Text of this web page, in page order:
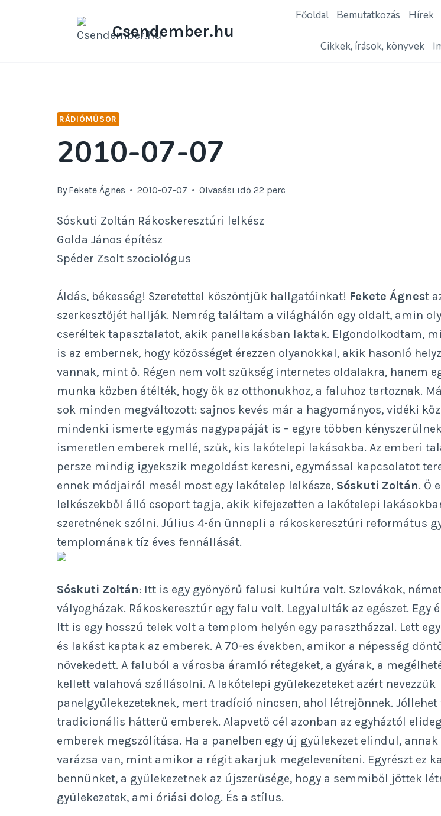
Csendember.hu
Főoldal Bemutatkozás Hírek
Cikkek, írások, könyvek
RÁDIÓMŰSOR
2010-07-07
By Fekete Ágnes 2010-07-07 Olvasási idő 22 perc
Sóskuti Zoltán Rákoskeresztúri lelkész
Golda János építész
Spéder Zsolt szociológus
Áldás, békesség! Szeretettel köszöntjük hallgatóinkat! Fekete Ágnest
szerkesztőjét hallják. Nemrég találtam a világhálón egy oldalt, amin
cseréltek tapasztalatot, akik panellakásban laktak. Elgondolkodtam,
is az embernek, hogy közösséget érezzen olyanokkal, akik hasonló
vannak, mint ő. Régen nem volt szükség internetes oldalakra, hanem
munka közben átélték, hogy ők az otthonukhoz, a faluhoz tartoznak.
sok minden megváltozott: sajnos kevés már a hagyományos, vidéki
mindenki ismerte egymás nagypapáját is – egyre többen
ismeretlen emberek mellé, szűk, kis lakótelepi lakásokba. Az emberi
persze mindig igyekszik megoldást keresni, egymással kapcsolatot
ennek módjairól mesél most egy lakótelep lelkésze, Sóskuti Zoltán. Ő
lelkészekből álló csoport tagja, akik kifejezetten a lakótelepi
szeretnének szólni. Július 4-én ünnepli a rákoskeresztúri református
templomának tíz éves fennállását.
Sóskuti Zoltán: Itt is egy gyönyörű falusi kultúra volt. Szlovákok,
vályogházak. Rákoskeresztúr egy falu volt. Legyalulták az egészet. Egy
Itt is egy hosszú telek volt a templom helyén egy parasztházzal. Lett
és lakást kaptak az emberek. A 70-es években, amikor a népesség
növekedett. A faluból a városba áramló rétegeket, a gyárak, a
kellett valahová szállásolni. A lakótelepi gyülekezeteket azért nevezzük
panelgyülekezeteknek, mert tradíció nincsen, ahol létrejönnek. Jóllehet
tradicionális hátterű emberek. Alapvető cél azonban az egyháztól
emberek megszólítása. Ha a panelben egy új gyülekezet elindul, annak
varázsa van, mint amikor a régit akarjuk megeleveníteni. Egyrészt ez
bennünket, a gyülekezetnek az újszerűsége, hogy a semmiből jöttek
gyülekezetek, ami óriási dolog. És a stílus.